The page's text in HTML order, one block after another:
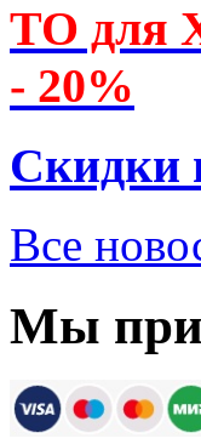
ТО для
- 20%
Скидки
Все
Мы